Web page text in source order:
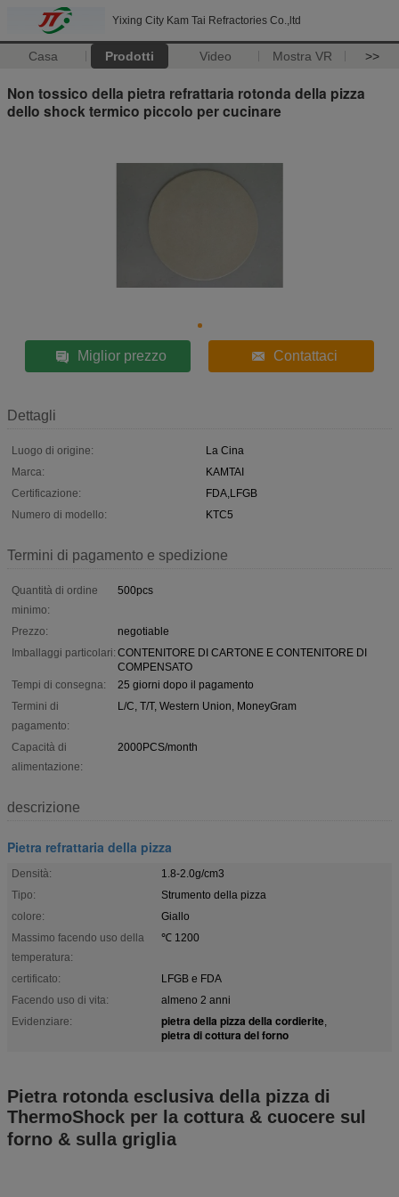
Yixing City Kam Tai Refractories Co.,ltd
Casa Prodotti Video Mostra VR >>
Non tossico della pietra refrattaria rotonda della pizza
dello shock termico piccolo per cucinare
Miglior prezzo Contattaci
Dettagli
Luogo di origine:
La Cina
Marca:
KAMTAI
Certificazione:
FDA,LFGB
Numero di modello:
KTC5
Termini di pagamento e spedizione
Quantità di ordine
minimo:
500pcs
Prezzo:
negotiable
Imballaggi particolari: CONTENITORE DI CARTONE E CONTENITORE DI
COMPENSATO
Tempi di consegna:
25 giorni dopo il pagamento
Termini di
pagamento:
L/C, T/T, Western Union, MoneyGram
Capacità di
alimentazione:
2000PCS/month
descrizione
Pietra refrattaria della pizza
Densità:
1.8-2.0g/cm3
Tipo:
Strumento della pizza
colore:
Giallo
Massimo facendo uso della
temperatura:
℃ 1200
certificato:
LFGB e FDA
Facendo uso di vita:
almeno 2 anni
Evidenziare:
pietra della pizza della cordierite,
pietra di cottura del forno
Pietra rotonda esclusiva della pizza di
ThermoShock per la cottura & cuocere sul
forno & sulla griglia